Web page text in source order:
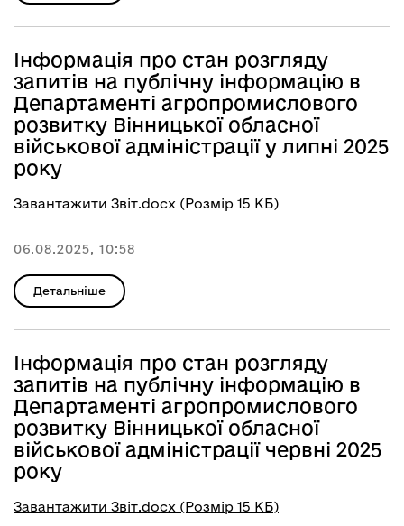
Інформація про стан розгляду
запитів на публічну інформацію в
Департаменті агропромислового
розвитку Вінницької обласної
військової адміністрації у липні 2025
року
Завантажити Звіт.docx (Розмір 15 КБ)
06.08.2025, 10:58
Детальніше
Інформація про стан розгляду
запитів на публічну інформацію в
Департаменті агропромислового
розвитку Вінницької обласної
військової адміністрації червні 2025
року
Завантажити Звіт.docx (Розмір 15 КБ)